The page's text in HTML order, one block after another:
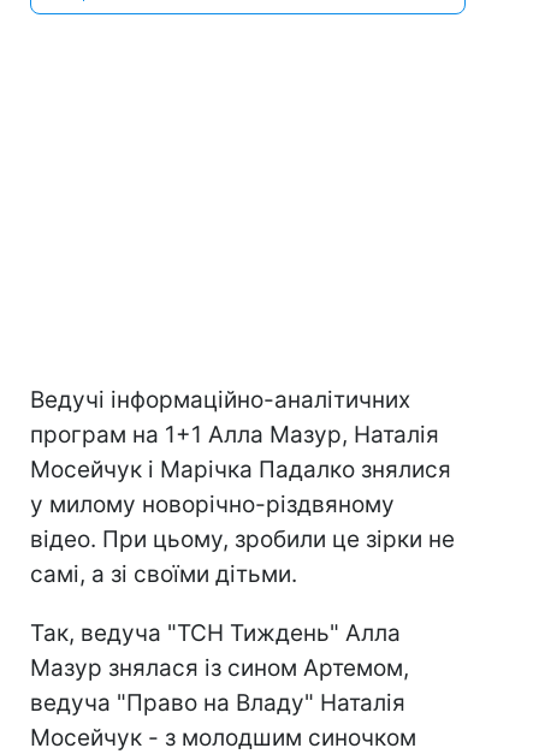
Ведучі інформаційно-аналітичних
програм на 1+1 Алла Мазур, Наталія
Мосейчук і Марічка Падалко знялися
у милому новорічно-різдвяному
відео. При цьому, зробили це зірки не
самі, а зі своїми дітьми.
Так, ведуча "ТСН Тиждень" Алла
Мазур знялася із сином Артемом,
ведуча "Право на Владу" Наталія
Мосейчук - з молодшим синочком